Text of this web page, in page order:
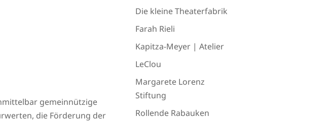
gemeinnützige
die Förderung der
Die kleine Theaterfabrik
Farah Rieli
Kapitza-Meyer | Atelier
LeClou
Margarete Lorenz
Stiftung
Rollende Rabauken